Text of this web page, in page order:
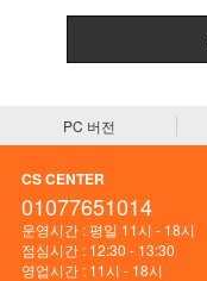
PC 버전
CS CENTER
01077651014
운영시간 : 평일 11시 - 18시
점심시간 : 12:30 - 13:30
영업시간 : 11시 - 18시